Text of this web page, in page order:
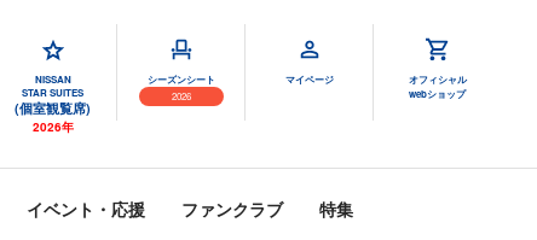
NISSAN
STAR SUITES
(個室観覧席)
2026年
シーズンシート
2026
マイページ
オフィシャル
webショップ
イベント・応援 ファンクラブ 特集